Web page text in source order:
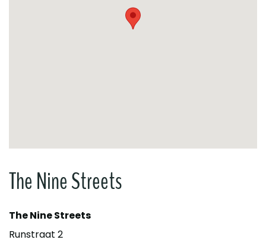
The Nine Streets
The Nine Streets
Runstraat 2